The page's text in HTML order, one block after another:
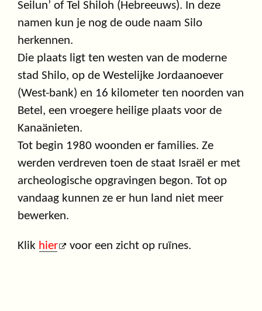
Seilun’ of Tel Shiloh (Hebreeuws). In deze
namen kun je nog de oude naam Silo
herkennen.
Die plaats ligt ten westen van de moderne
stad Shilo, op de Westelijke Jordaanoever
(West-bank) en 16 kilometer ten noorden van
Betel, een vroegere heilige plaats voor de
Kanaänieten.
Tot begin 1980 woonden er families. Ze
werden verdreven toen de staat Israël er met
archeologische opgravingen begon. Tot op
vandaag kunnen ze er hun land niet meer
bewerken.
Klik hier voor een zicht op ruïnes.